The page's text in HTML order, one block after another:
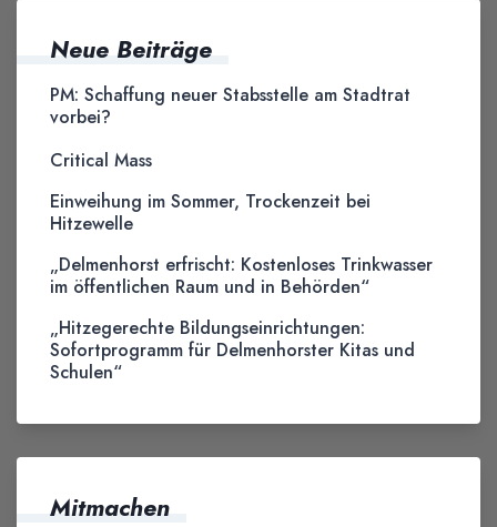
Neue Beiträge
PM: Schaffung neuer Stabsstelle am Stadtrat
vorbei?
Critical Mass
Einweihung im Sommer, Trockenzeit bei
Hitzewelle
„Delmenhorst erfrischt: Kostenloses Trinkwasser
im öffentlichen Raum und in Behörden“
„Hitzegerechte Bildungseinrichtungen:
Sofortprogramm für Delmenhorster Kitas und
Schulen“
Mitmachen